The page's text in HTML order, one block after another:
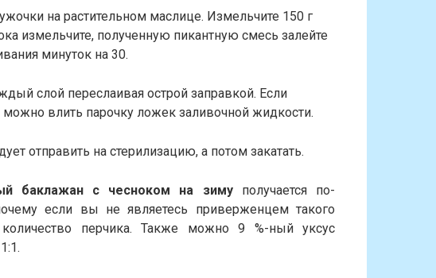
на растительном маслице. Измельчите 150 г
измельчите, полученную пикантную смесь залейте
минуток на 30.
слой переслаивая острой заправкой. Если
можно влить парочку ложек заливочной жидкости.
отправить на стерилизацию, а потом закатать.
баклажан с чесноком на зимуполучается по-
если вы не являетесь приверженцем такого
перчика. Также можно 9 %-ный уксус